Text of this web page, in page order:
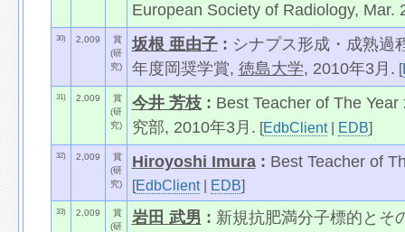
European Society of Radiology, Mar.
30) 2,009
賞
(研
究)
坂根 亜由子: シナプス形成・成熟過
年度岡奨学賞, 徳島大学, 2010年3月. [
31) 2,009
賞
(研
究)
今井 芳枝: Best Teacher of The
究部, 2010年3月. [EdbClient| EDB]
32) 2,009
賞
(研
究)
Hiroyoshi Imura: Best Teacher of
[EdbClient| EDB]
33) 2,009
賞
(研
岩田 武男 : 新規抗肥満分子標的とそ